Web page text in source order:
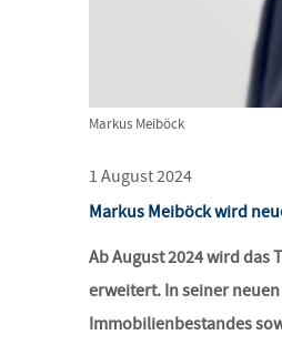
Markus Meiböck
1 August 2024
Markus Meiböck wird
Ab August 2024 wird das
erweitert. In seiner
Immobilienbestandes